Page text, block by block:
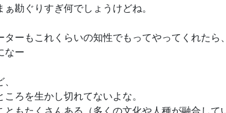
勘ぐりすぎ何でしょうけどね。
ーもこれくらいの知性でもってやってくれたら、
なー
ろを生かし切れてないよな。
もたくさんある（多くの文化や人種が融合して